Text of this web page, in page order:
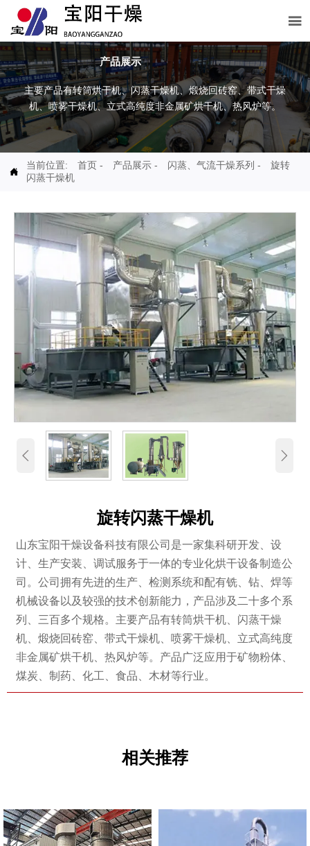

产品展示
主要产品有转筒烘干机、闪蒸干燥机、煅烧回砖窑、带式干燥
机、喷雾干燥机、立式高纯度非金属矿烘干机、热风炉等。

当前位置: 首页 - 产品展示 - 闪蒸、气流干燥系列 -
旋转
闪蒸干燥机
 
旋转闪蒸干燥机
山东宝阳干燥设备科技有限公司是一家集科研开发、设
计、生产安装、调试服务于一体的专业化烘干设备制造公
司。公司拥有先进的生产、检测系统和配有铣、钻、焊等
机械设备以及较强的技术创新能力，产品涉及二十多个系
列、三百多个规格。主要产品有转筒烘干机、闪蒸干燥
机、煅烧回砖窑、带式干燥机、喷雾干燥机、立式高纯度
非金属矿烘干机、热风炉等。产品广泛应用于矿物粉体、
煤炭、制药、化工、食品、木材等行业。
相关推荐